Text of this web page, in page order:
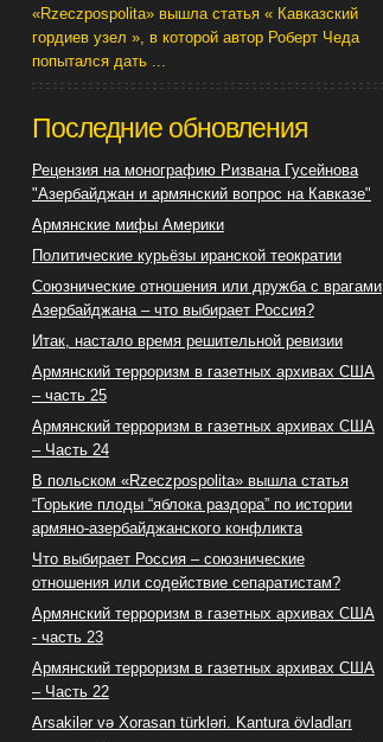
«Rzeczpospolita» вышла статья « Кавказский
гордиев узел », в которой автор Роберт Чеда
попытался дать ...
Последние обновления
Рецензия на монографию Ризвана Гусейнова
"Азербайджан и армянский вопрос на Кавказе"
Армянские мифы Америки
Политические курьёзы иранской теократии
Союзнические отношения или дружба с врагами
Азербайджана – что выбирает Россия?
Итак, настало время решительной ревизии
Армянский терроризм в газетных архивах США
– часть 25
Армянский терроризм в газетных архивах США
– Часть 24
В польском «Rzeczpospolita» вышла статья
“Горькие плоды “яблока раздора” по истории
армяно-азербайджанского конфликта
Что выбирает Россия – союзнические
отношения или содействие сепаратистам?
Армянский терроризм в газетных архивах США
- часть 23
Армянский терроризм в газетных архивах США
– Часть 22
Arsakilər və Xorasan türkləri. Kantura övladları